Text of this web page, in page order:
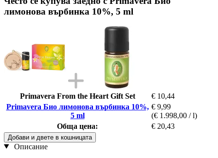
лимонова върбинка 10%, 5 ml
Primavera From the Heart Gift Set
€ 10,44
Primavera Био лимонова върбинка 10%,
5 ml
€ 9,99
(€ 1.998,00 / l)
Обща цена:
€ 20,43
Добави и двете в кошницата
Описание